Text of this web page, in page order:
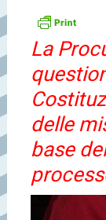
La
delle
base